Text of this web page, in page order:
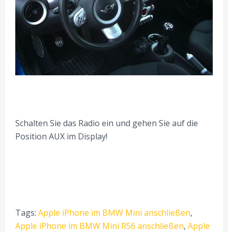
Schalten Sie das Radio ein und gehen Sie auf die
Position AUX im Display!
Tags: Apple iPhone im BMW Mini anschließen,
Apple iPhone im BMW Mini R56 anschließen, Apple